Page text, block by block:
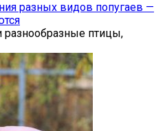
разных видов попугаев —
разнообразные птицы,